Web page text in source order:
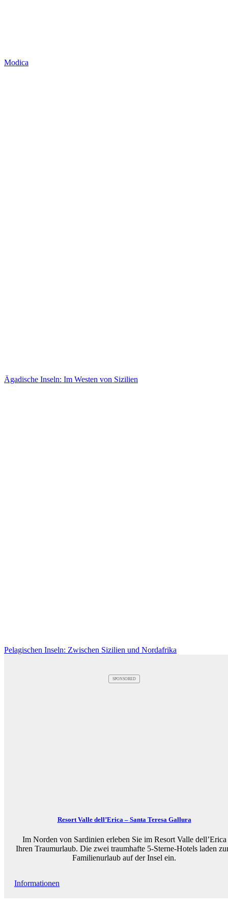
Modica
Ägadische Inseln: Im Westen von Sizilien
Pelagischen Inseln: Zwischen Sizilien und Nordafrika
SPONSORED
Resort Valle dell’Erica – Santa Teresa Gallura
Im Norden von Sardinien erleben Sie im Resort Valle dell’Erica
Ihren Traumurlaub. Die zwei traumhafte 5-Sterne-Hotels laden
Familienurlaub auf der Insel ein.
Informationen